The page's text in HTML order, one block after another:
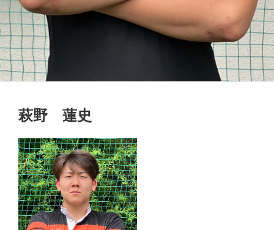
萩野 蓮史